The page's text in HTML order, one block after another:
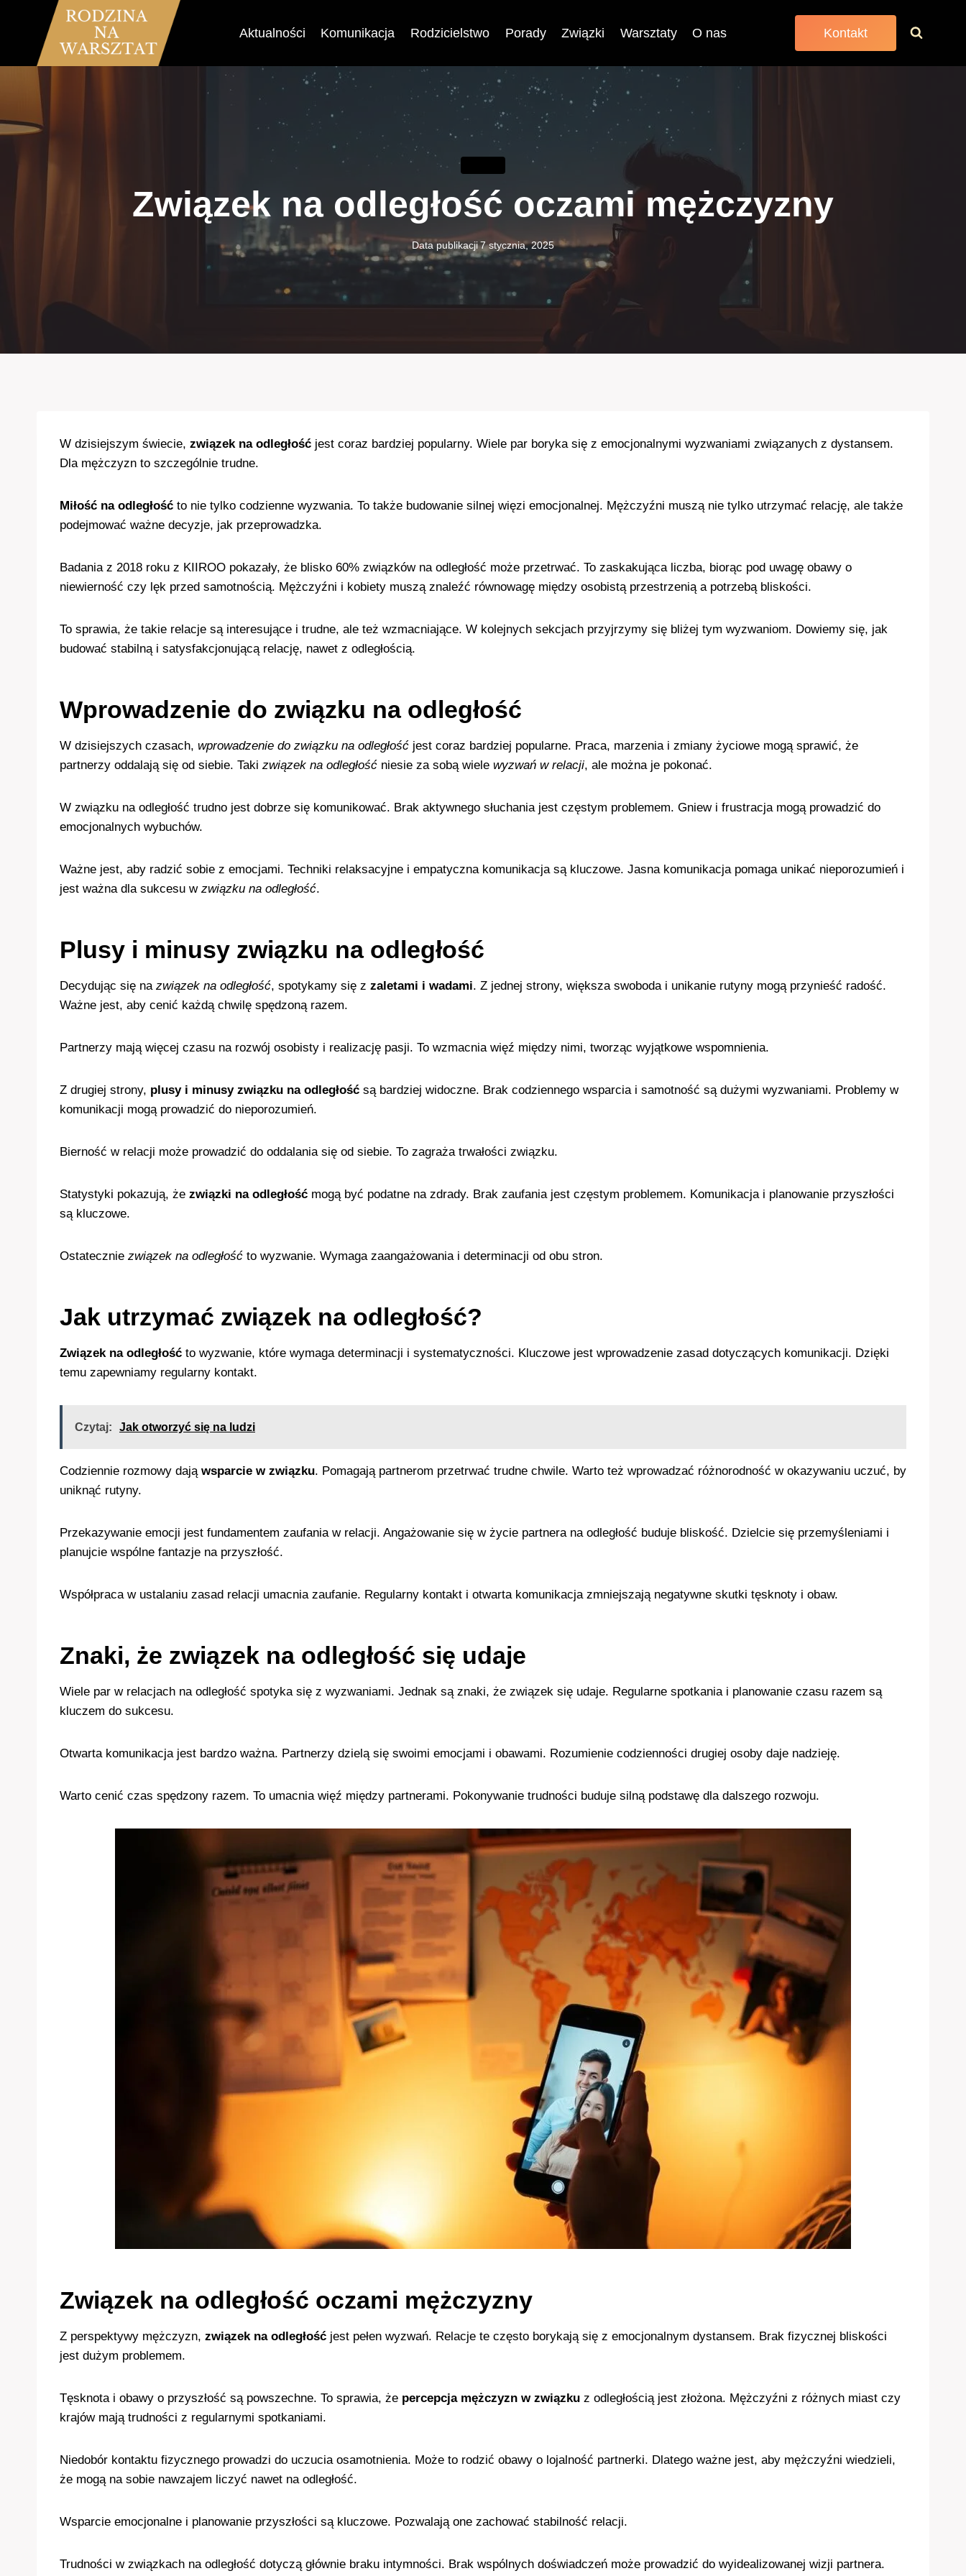
Aktualności Komunikacja Rodzicielstwo Porady Związki Warsztaty O nas Kontakt
Związek na odległość oczami mężczyzny
Data publikacji 7 stycznia, 2025
W dzisiejszym świecie, związek na odległość jest coraz bardziej popularny. Wiele par boryka się z emocjonalnymi wyzwaniami związanych z dystansem.
Dla mężczyzn to szczególnie trudne.
Miłość na odległość to nie tylko codzienne wyzwania. To także budowanie silnej więzi emocjonalnej. Mężczyźni muszą nie tylko utrzymać relację, ale także
podejmować ważne decyzje, jak przeprowadzka.
Badania z 2018 roku z KIIROO pokazały, że blisko 60% związków na odległość może przetrwać. To zaskakująca liczba, biorąc pod uwagę obawy o
niewierność czy lęk przed samotnością. Mężczyźni i kobiety muszą znaleźć równowagę między osobistą przestrzenią a potrzebą bliskości.
To sprawia, że takie relacje są interesujące i trudne, ale też wzmacniające. W kolejnych sekcjach przyjrzymy się bliżej tym wyzwaniom. Dowiemy się, jak
budować stabilną i satysfakcjonującą relację, nawet z odległością.
Wprowadzenie do związku na odległość
W dzisiejszych czasach, wprowadzenie do związku na odległość jest coraz bardziej popularne. Praca, marzenia i zmiany życiowe mogą sprawić, że
partnerzy oddalają się od siebie. Taki związek na odległość niesie za sobą wiele wyzwań w relacji, ale można je pokonać.
W związku na odległość trudno jest dobrze się komunikować. Brak aktywnego słuchania jest częstym problemem. Gniew i frustracja mogą prowadzić do
emocjonalnych wybuchów.
Ważne jest, aby radzić sobie z emocjami. Techniki relaksacyjne i empatyczna komunikacja są kluczowe. Jasna komunikacja pomaga unikać nieporozumień i
jest ważna dla sukcesu w związku na odległość.
Plusy i minusy związku na odległość
Decydując się na związek na odległość, spotykamy się z zaletami i wadami. Z jednej strony, większa swoboda i unikanie rutyny mogą przynieść radość.
Ważne jest, aby cenić każdą chwilę spędzoną razem.
Partnerzy mają więcej czasu na rozwój osobisty i realizację pasji. To wzmacnia więź między nimi, tworząc wyjątkowe wspomnienia.
Z drugiej strony, plusy i minusy związku na odległość są bardziej widoczne. Brak codziennego wsparcia i samotność są dużymi wyzwaniami. Problemy w
komunikacji mogą prowadzić do nieporozumień.
Bierność w relacji może prowadzić do oddalania się od siebie. To zagraża trwałości związku.
Statystyki pokazują, że związki na odległość mogą być podatne na zdrady. Brak zaufania jest częstym problemem. Komunikacja i planowanie przyszłości
są kluczowe.
Ostatecznie związek na odległość to wyzwanie. Wymaga zaangażowania i determinacji od obu stron.
Jak utrzymać związek na odległość?
Związek na odległość to wyzwanie, które wymaga determinacji i systematyczności. Kluczowe jest wprowadzenie zasad dotyczących komunikacji. Dzięki
temu zapewniamy regularny kontakt.
Czytaj: Jak otworzyć się na ludzi
Codziennie rozmowy dają wsparcie w związku. Pomagają partnerom przetrwać trudne chwile. Warto też wprowadzać różnorodność w okazywaniu uczuć, by
uniknąć rutyny.
Przekazywanie emocji jest fundamentem zaufania w relacji. Angażowanie się w życie partnera na odległość buduje bliskość. Dzielcie się przemyśleniami i
planujcie wspólne fantazje na przyszłość.
Współpraca w ustalaniu zasad relacji umacnia zaufanie. Regularny kontakt i otwarta komunikacja zmniejszają negatywne skutki tęsknoty i obaw.
Znaki, że związek na odległość się udaje
Wiele par w relacjach na odległość spotyka się z wyzwaniami. Jednak są znaki, że związek się udaje. Regularne spotkania i planowanie czasu razem są
kluczem do sukcesu.
Otwarta komunikacja jest bardzo ważna. Partnerzy dzielą się swoimi emocjami i obawami. Rozumienie codzienności drugiej osoby daje nadzieję.
Warto cenić czas spędzony razem. To umacnia więź między partnerami. Pokonywanie trudności buduje silną podstawę dla dalszego rozwoju.
Związek na odległość oczami mężczyzny
Z perspektywy mężczyzn, związek na odległość jest pełen wyzwań. Relacje te często borykają się z emocjonalnym dystansem. Brak fizycznej bliskości
jest dużym problemem.
Tęsknota i obawy o przyszłość są powszechne. To sprawia, że percepcja mężczyzn w związku z odległością jest złożona. Mężczyźni z różnych miast czy
krajów mają trudności z regularnymi spotkaniami.
Niedobór kontaktu fizycznego prowadzi do uczucia osamotnienia. Może to rodzić obawy o lojalność partnerki. Dlatego ważne jest, aby mężczyźni wiedzieli,
że mogą na sobie nawzajem liczyć nawet na odległość.
Wsparcie emocjonalne i planowanie przyszłości są kluczowe. Pozwalają one zachować stabilność relacji.
Trudności w związkach na odległość dotyczą głównie braku intymności. Brak wspólnych doświadczeń może prowadzić do wyidealizowanej wizji partnera.